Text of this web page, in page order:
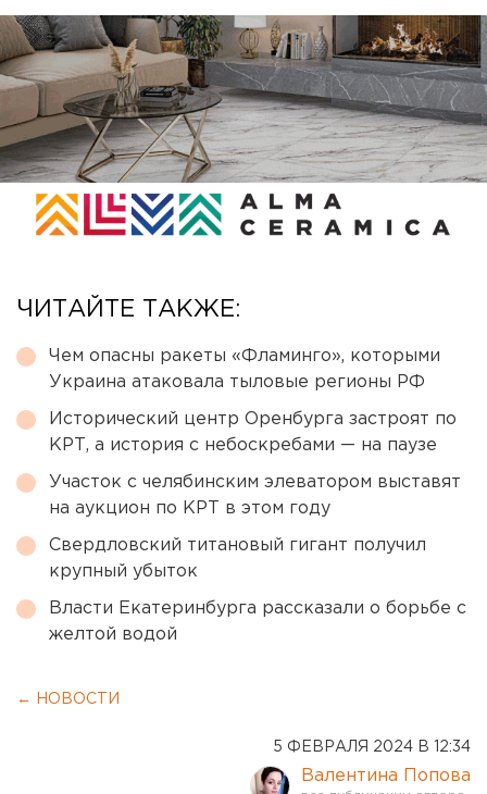
ЧИТАЙТЕ ТАКЖЕ:
Чем опасны ракеты «Фламинго», которыми
Украина атаковала тыловые регионы РФ
Исторический центр Оренбурга застроят по
КРТ, а история с небоскребами — на паузе
Участок с челябинским элеватором выставят
на аукцион по КРТ в этом году
Свердловский титановый гигант получил
крупный убыток
Власти Екатеринбурга рассказали о борьбе с
желтой водой
← НОВОСТИ
5 ФЕВРАЛЯ 2024 В 12:34
Валентина Попова